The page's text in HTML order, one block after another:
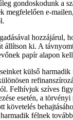
gondoskodunk a
megfelelően e-
hozzájárul,
állítson ki. A
papír alapon
külső harmadik
Felhívjuk szíves
esetén, a
követelés
félnek